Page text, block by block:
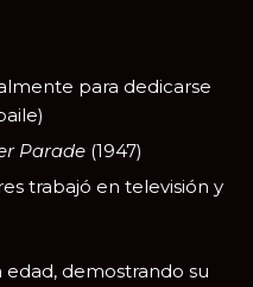
para dedicarse
Parade (1947)
trabajó en televisión y
edad, demostrando su